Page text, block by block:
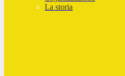
La storia